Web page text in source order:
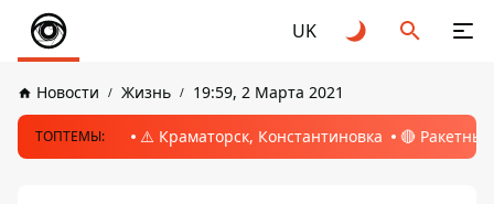
UK
Новости Жизнь 19:59, 2 Марта 2021
ТОПТЕМЫ: ⚠️ Краматорск, Константиновка 🔴